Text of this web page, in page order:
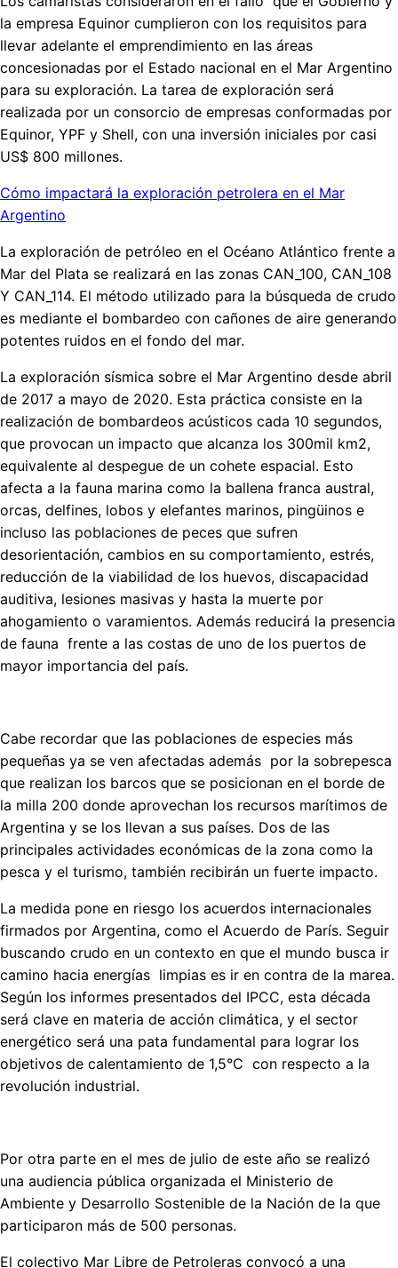
la empresa Equinor cumplieron con los requisitos para
llevar adelante el emprendimiento en las áreas
concesionadas por el Estado nacional en el Mar Argentino
para su exploración. La tarea de exploración será
realizada por un consorcio de empresas conformadas por
Equinor, YPF y Shell, con una inversión iniciales por casi
US$ 800 millones.
Cómo impactará la exploración petrolera en el Mar
Argentino
La exploración de petróleo en el Océano Atlántico frente a
Mar del Plata se realizará en las zonas CAN_100, CAN_108
Y CAN_114. El método utilizado para la búsqueda de crudo
es mediante el bombardeo con cañones de aire generando
potentes ruidos en el fondo del mar.
La exploración sísmica sobre el Mar Argentino desde abril
de 2017 a mayo de 2020. Esta práctica consiste en la
realización de bombardeos acústicos cada 10 segundos,
que provocan un impacto que alcanza los 300mil km2,
equivalente al despegue de un cohete espacial. Esto
afecta a la fauna marina como la ballena franca austral,
orcas, delfines, lobos y elefantes marinos, pingüinos e
incluso las poblaciones de peces que sufren
desorientación, cambios en su comportamiento, estrés,
reducción de la viabilidad de los huevos, discapacidad
auditiva, lesiones masivas y hasta la muerte por
ahogamiento o varamientos. Además reducirá la presencia
de fauna frente a las costas de uno de los puertos de
mayor importancia del país.
Cabe recordar que las poblaciones de especies más
pequeñas ya se ven afectadas además por la sobrepesca
que realizan los barcos que se posicionan en el borde de
la milla 200 donde aprovechan los recursos marítimos de
Argentina y se los llevan a sus países. Dos de las
principales actividades económicas de la zona como la
pesca y el turismo, también recibirán un fuerte impacto.
La medida pone en riesgo los acuerdos internacionales
firmados por Argentina, como el Acuerdo de París. Seguir
buscando crudo en un contexto en que el mundo busca ir
camino hacia energías limpias es ir en contra de la marea.
Según los informes presentados del IPCC, esta década
será clave en materia de acción climática, y el sector
energético será una pata fundamental para lograr los
objetivos de calentamiento de 1,5°C con respecto a la
revolución industrial.
Por otra parte en el mes de julio de este año se realizó
una audiencia pública organizada el Ministerio de
Ambiente y Desarrollo Sostenible de la Nación de la que
participaron más de 500 personas.
El colectivo Mar Libre de Petroleras convocó a una